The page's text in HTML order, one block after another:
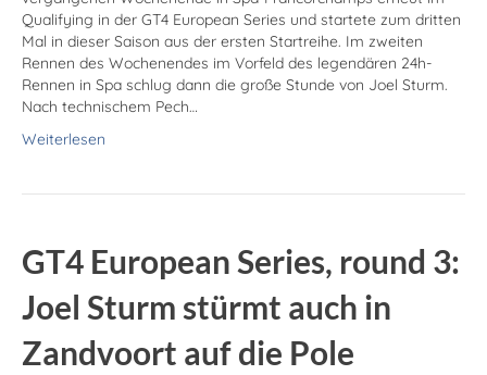
Qualifying in der GT4 European Series und startete zum dritten
Mal in dieser Saison aus der ersten Startreihe. Im zweiten
Rennen des Wochenendes im Vorfeld des legendären 24h-
Rennen in Spa schlug dann die große Stunde von Joel Sturm.
Nach technischem Pech…
Weiterlesen
GT4 European Series, round 3:
Joel Sturm stürmt auch in
Zandvoort auf die Pole